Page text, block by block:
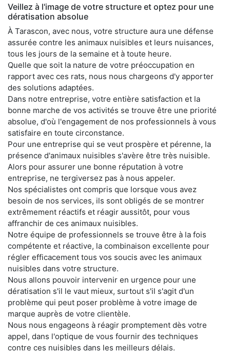
Veillez à l'image de votre structure et optez pour une
dératisation absolue
À Tarascon, avec nous, votre structure aura une défense
assurée contre les animaux nuisibles et leurs nuisances,
tous les jours de la semaine et à toute heure.
Quelle que soit la nature de votre préoccupation en
rapport avec ces rats, nous nous chargeons d'y apporter
des solutions adaptées.
Dans notre entreprise, votre entière satisfaction et la
bonne marche de vos activités se trouve être une priorité
absolue, d'où l'engagement de nos professionnels à vous
satisfaire en toute circonstance.
Pour une entreprise qui se veut prospère et pérenne, la
présence d'animaux nuisibles s'avère être très nuisible.
Alors pour assurer une bonne réputation à votre
entreprise, ne tergiversez pas à nous appeler.
Nos spécialistes ont compris que lorsque vous avez
besoin de nos services, ils sont obligés de se montrer
extrêmement réactifs et réagir aussitôt, pour vous
affranchir de ces animaux nuisibles.
Notre équipe de professionnels se trouve être à la fois
compétente et réactive, la combinaison excellente pour
régler efficacement tous vos soucis avec les animaux
nuisibles dans votre structure.
Nous allons pouvoir intervenir en urgence pour une
dératisation s'il le vaut mieux, surtout s'il s'agit d'un
problème qui peut poser problème à votre image de
marque auprès de votre clientèle.
Nous nous engageons à réagir promptement dès votre
appel, dans l'optique de vous fournir des techniques
contre ces nuisibles dans les meilleurs délais.